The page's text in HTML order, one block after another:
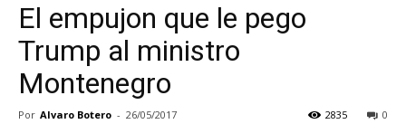
Notiloco
El empujon que le pego
Trump al ministro
Montenegro
Por Alvaro Botero - 26/05/2017 0
2835